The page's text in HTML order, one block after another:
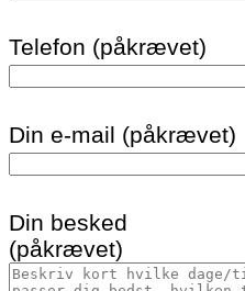
Telefon (påkrævet)
Din e-mail (påkrævet)
Din besked
(påkrævet)